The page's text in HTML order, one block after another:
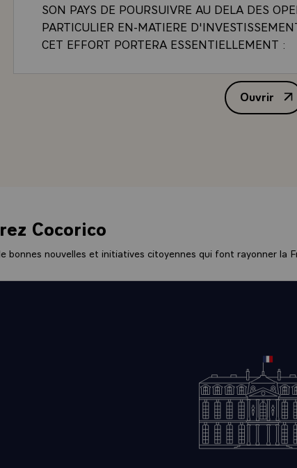
SON PAYS DE POURSUIVRE AU DELA DES
PARTICULIER EN-MATIERE
CET EFFORT PORTERA ESSENTIELLEMENT :
DU BUGESERA-EST GISAKA-MIGONGO £
- - SUR LE DESENCLAVEMENT AUQUEL LA
MANIERE PRIORITAIRE : AMENAGEMENT DE
- - DANS LE DOMAINE DE L'ENSEIGNEMENT
TRES IMPORTANT DEJA ACCOMPLI SERA
FRANCE ET LE RWANDA ET ONT ESTIME
CETTE EVOLUTION DANS L'INTERET
`POLITIQUE ETRANGERE ` RELATIONS
CONCERNE LA SITUATION EN AFRIQUE, LES
AVEC SATISFACTION LA CONVERGENCE DE
Ouvrir
Cocorico
bonnes nouvelles et initiatives citoyennes qui font rayonner la